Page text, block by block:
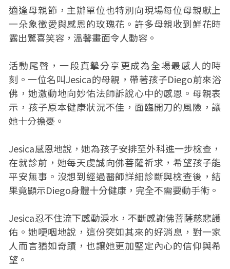
適逢母親節，主辦單位也特別向現場每位母親獻上
一朵象徵愛與感恩的玫瑰花。許多母親收到鮮花時
露出驚喜笑容，溫馨畫面令人動容。
活動尾聲，一段真摯分享更成為全場最感人的時
刻。一位名叫Jesica的母親，帶著孩子Diego前來浴
佛，她激動地向妙佑法師訴說心中的感恩。母親表
示，孩子原本健康狀況不佳，面臨開刀的風險，讓
她十分擔憂。
Jesica感恩地說，她為孩子安排至外科進一步檢查，
在就診前，她每天虔誠向佛菩薩祈求，希望孩子能
平安無事。沒想到經過醫師詳細診斷與檢查後，結
果竟顯示Diego身體十分健康，完全不需要動手術。
Jesica忍不住流下感動淚水，不斷感謝佛菩薩慈悲護
佑。她哽咽地說，這份突如其來的好消息，對一家
人而言猶如奇蹟，也讓她更加堅定內心的信仰與希
望。